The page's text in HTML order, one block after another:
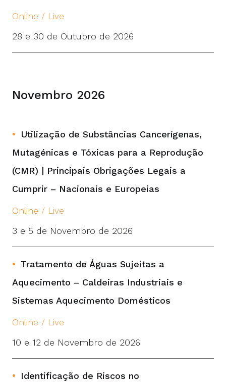
Online / Live
28 e 30 de Outubro de 2026
Novembro 2026
Utilização de Substâncias Cancerígenas,
Mutagénicas e Tóxicas para a Reprodução
(CMR) | Principais Obrigações Legais a
Cumprir – Nacionais e Europeias
Online / Live
3 e 5 de Novembro de 2026
Tratamento de Águas Sujeitas a
Aquecimento – Caldeiras Industriais e
Sistemas Aquecimento Domésticos
Online / Live
10 e 12 de Novembro de 2026
Identificação de Riscos no